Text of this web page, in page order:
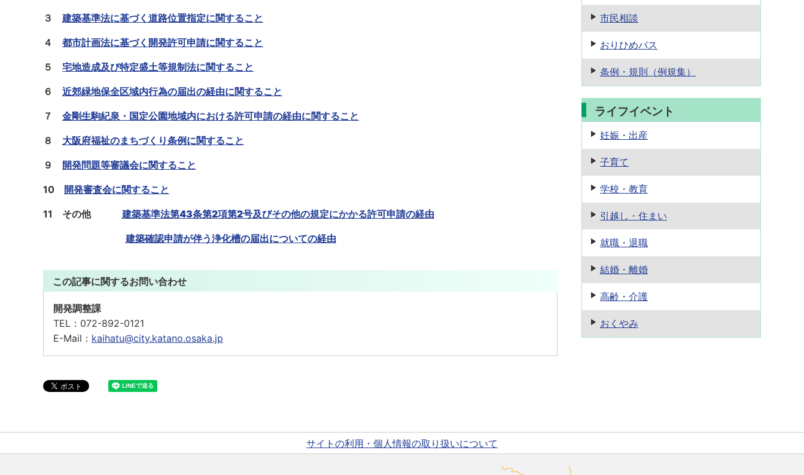
３ 建築基準法に基づく道路位置指定に関すること
４ 都市計画法に基づく開発許可申請に関すること
５ 宅地造成及び特定盛土等規制法に関すること
６ 近郊緑地保全区域内行為の届出の経由に関すること
７ 金剛生駒紀泉・国定公園地域内における許可申請の経由に関すること
８ 大阪府福祉のまちづくり条例に関すること
９ 開発問題等審議会に関すること
10 開発審査会に関すること
11 その他 建築基準法第43条第2項第2号及びその他の規定にかかる許可申請の経由
建築確認申請が伴う浄化槽の届出についての経由
この記事に関するお問い合わせ
開発調整課
TEL： 072-892-0121
E-Mail： kaihatu@city.katano.osaka.jp
市民相談
おりひめバス
条例・規則 （例規集）
ライフイベント
妊娠・出産
子育て
学校・教育
引越し・住まい
就職・退職
結婚・離婚
高齢・介護
おくやみ
サイトの利用・個人情報の取り扱いについて